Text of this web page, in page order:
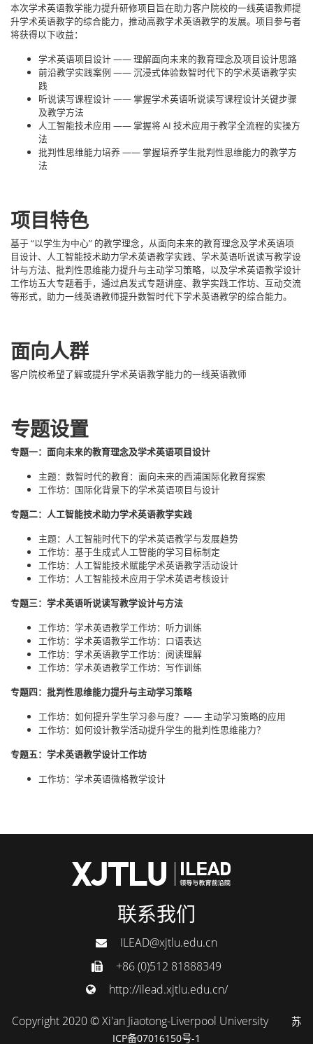
本次学术英语教学能力提升研修项目旨在助力客户院校的一线英语教师提
升学术英语教学的综合能力，推动高教学术英语教学的发展。项目参与者
将获得以下收益：
学术英语项目设计 —— 理解面向未来的教育理念及项目设计思路
前沿教学实践案例 —— 沉浸式体验数智时代下的学术英语教学实
践
听说读写课程设计 —— 掌握学术英语听说读写课程设计关键步骤
及教学方法
人工智能技术应用 —— 掌握将 AI 技术应用于教学全流程的实操方
法
批判性思维能力培养 —— 掌握培养学生批判性思维能力的教学方
法
项目特色
基于 “以学生为中心” 的教学理念，从面向未来的教育理念及学术英语项
目设计、人工智能技术助力学术英语教学实践、学术英语听说读写教学设
计与方法、批判性思维能力提升与主动学习策略，以及学术英语教学设计
工作坊五大专题着手，通过启发式专题讲座、教学实践工作坊、互动交流
等形式，助力一线英语教师提升数智时代下学术英语教学的综合能力。
面向人群
客户院校希望了解或提升学术英语教学能力的一线英语教师
专题设置
专题一：面向未来的教育理念及学术英语项目设计
主题：数智时代的教育：面向未来的西浦国际化教育探索
工作坊：国际化背景下的学术英语项目与设计
专题二：人工智能技术助力学术英语教学实践
主题：人工智能时代下的学术英语教学与发展趋势
工作坊：基于生成式人工智能的学习目标制定
工作坊：人工智能技术赋能学术英语教学活动设计
工作坊：人工智能技术应用于学术英语考核设计
专题三：学术英语听说读写教学设计与方法
工作坊：学术英语教学工作坊：听力训练
工作坊：学术英语教学工作坊：口语表达
工作坊：学术英语教学工作坊：阅读理解
工作坊：学术英语教学工作坊：写作训练
专题四：批判性思维能力提升与主动学习策略
工作坊：如何提升学生学习参与度？—— 主动学习策略的应用
工作坊：如何设计教学活动提升学生的批判性思维能力？
专题五：学术英语教学设计工作坊
工作坊：学术英语微格教学设计
联系我们
ILEAD@xjtlu.edu.cn
+86 (0)512 81888349
http://ilead.xjtlu.edu.cn/
Copyright 2020 © Xi'an Jiaotong-Liverpool University
苏
ICP备07016150号-1